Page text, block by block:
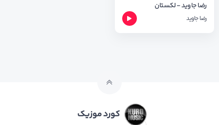
رضا جاوید - لکستان
رضا جاوید
کورد موزیک